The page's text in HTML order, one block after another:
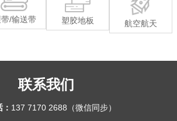
带/输送带 塑胶地板 航空航天
联系我们
137 7170 2688（微信同步）